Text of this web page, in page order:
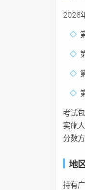
2026
考试
实施
分数
地
持有